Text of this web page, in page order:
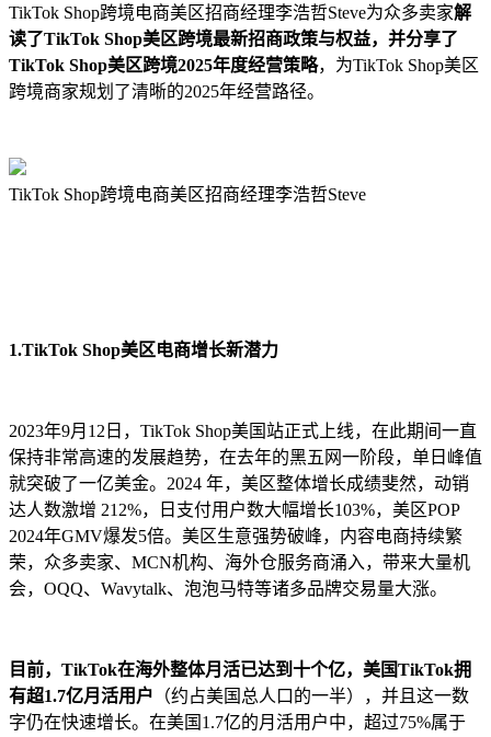
TikTok Shop跨境电商美区招商经理李浩哲Steve为众多卖家解
读了TikTok Shop美区跨境最新招商政策与权益，并分享了
TikTok Shop美区跨境2025年度经营策略，为TikTok Shop美区
跨境商家规划了清晰的2025年经营路径。
TikTok Shop跨境电商美区招商经理李浩哲Steve
1.TikTok Shop美区电商增长新潜力
2023年9月12日，TikTok Shop美国站正式上线，在此期间一直
保持非常高速的发展趋势，在去年的黑五网一阶段，单日峰值
就突破了一亿美金。2024 年，美区整体增长成绩斐然，动销
达人数激增 212%，日支付用户数大幅增长103%，美区POP
2024年GMV爆发5倍。美区生意强势破峰，内容电商持续繁
荣，众多卖家、MCN机构、海外仓服务商涌入，带来大量机
会，OQQ、Wavytalk、泡泡马特等诸多品牌交易量大涨。
目前，TikTok在海外整体月活已达到十个亿，美国TikTok拥
有超1.7亿月活用户 （约占美国总人口的一半），并且这一数
字仍在快速增长。在美国1.7亿的月活用户中，超过75%属于